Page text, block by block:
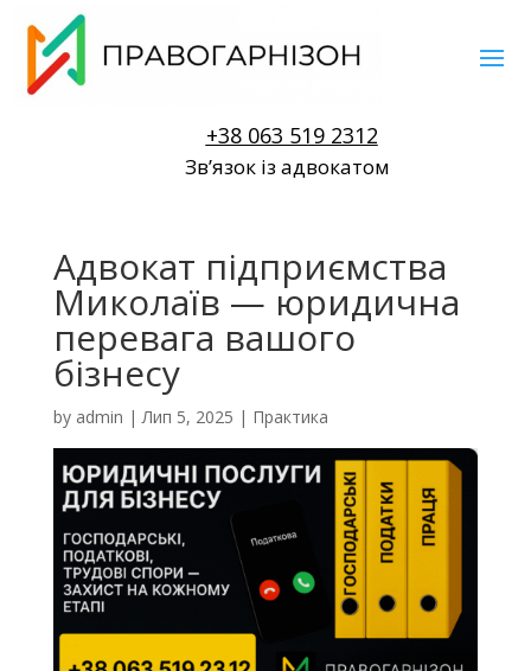
+38 063 519 2312
Звʼязок із адвокатом
Адвокат підприємства
Миколаїв — юридична
перевага вашого
бізнесу
by admin |Лип 5, 2025 | Практика